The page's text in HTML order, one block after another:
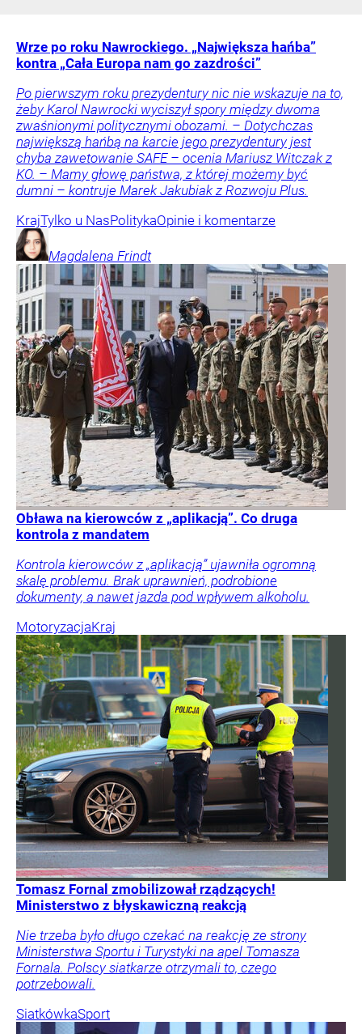
Wrze po roku Nawrockiego. „Największa hańba”
kontra „Cała Europa nam go zazdrości”
Po pierwszym roku prezydentury nic nie wskazuje na to,
żeby Karol Nawrocki wyciszył spory między dwoma
zwaśnionymi politycznymi obozami. – Dotychczas
największą hańbą na karcie jego prezydentury jest
chyba zawetowanie SAFE – ocenia Mariusz Witczak z
KO. – Mamy głowę państwa, z której możemy być
dumni – kontruje Marek Jakubiak z Rozwoju Plus.
KrajTylko u NasPolitykaOpinie i komentarze
Magdalena Frindt
Obława na kierowców z „aplikacją”. Co druga
kontrola z mandatem
Kontrola kierowców z „aplikacją” ujawniła ogromną
skalę problemu. Brak uprawnień, podrobione
dokumenty, a nawet jazda pod wpływem alkoholu.
MotoryzacjaKraj
Tomasz Fornal zmobilizował rządzących!
Ministerstwo z błyskawiczną reakcją
Nie trzeba było długo czekać na reakcję ze strony
Ministerstwa Sportu i Turystyki na apel Tomasza
Fornala. Polscy siatkarze otrzymali to, czego
potrzebowali.
SiatkówkaSport